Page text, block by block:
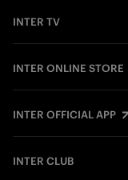
INTER TV
INTER ONLINE STORE
INTER OFFICIAL APP
INTER CLUB